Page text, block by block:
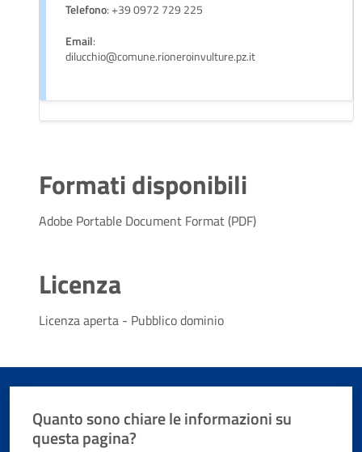
Telefono: +39 0972 729 225
Email:
dilucchio@comune.rioneroinvulture.pz.it
Formati disponibili
Adobe Portable Document Format (PDF)
Licenza
Licenza aperta - Pubblico dominio
Quanto sono chiare le informazioni su
questa pagina?